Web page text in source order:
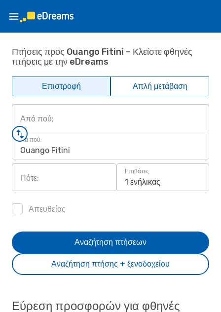
Πτήσεις προς Ouango Fitini – Κλείστε φθηνές
πτήσεις με την eDreams
Επιστροφή Απλή μετάβαση
Από πού;
Για πού;
Ouango Fitini
Πότε;
Επιβάτες
1 ενήλικας
Απευθείας
Αναζήτηση πτήσης + ξενοδοχείου
Αναζήτηση πτήσεων
Εύρεση προσφορών για φθηνές